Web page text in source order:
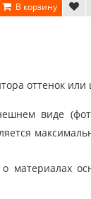
В корзину
оттенок
виде
материалах